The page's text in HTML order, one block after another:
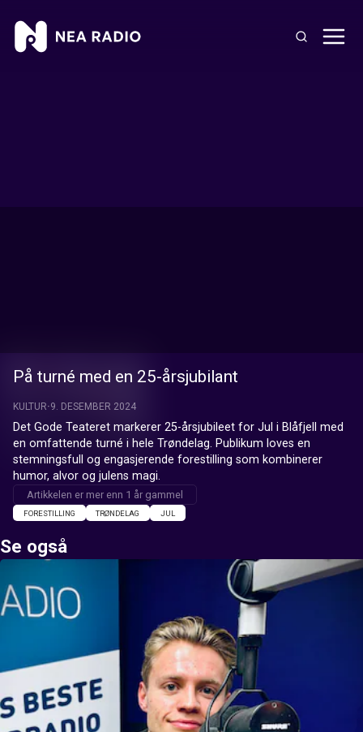
På turné med en 25-årsjubilant
KULTUR 9. DESEMBER 2024
Det Gode Teateret markerer 25-årsjubileet for Jul i Blåfjell med
en omfattende turné i hele Trøndelag. Publikum loves en
stemningsfull og engasjerende forestilling som kombinerer
humor, alvor og julens magi.
Artikkelen er mer enn 1 år gammel
FORESTILLING TRØNDELAG JUL
Se også